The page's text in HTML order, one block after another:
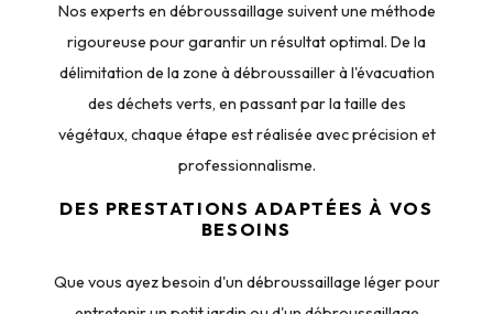
Nos experts en débroussaillage suivent une méthode
rigoureuse pour garantir un résultat optimal. De la
délimitation de la zone à débroussailler à l'évacuation
des déchets verts, en passant par la taille des
végétaux, chaque étape est réalisée avec précision et
professionnalisme.
DES PRESTATIONS ADAPTÉES À VOS
BESOINS
Que vous ayez besoin d'un débroussaillage léger pour